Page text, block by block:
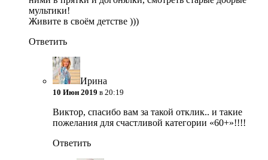
мультики!
Живите в своём детстве )))
Ответить
Ирина
10 Июн 2019 в 20:19
Виктор, спасибо вам за такой отклик.. и такие
пожелания для счастливой категории «60+»!!!!
Ответить